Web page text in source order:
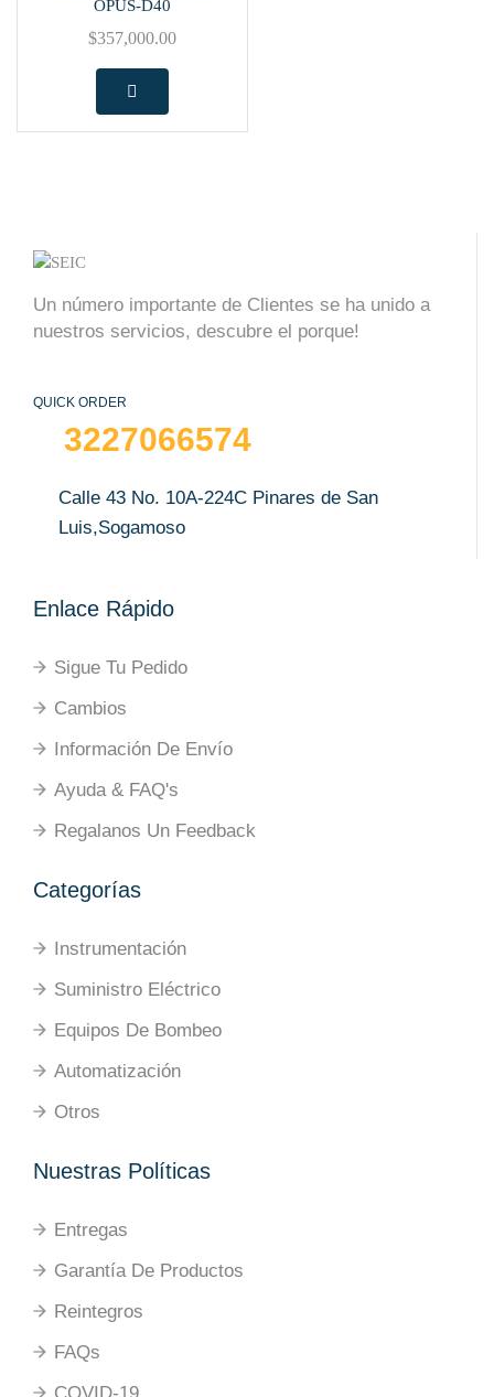
OPUS-D40
$357,000.00
Un número importante de Clientes se ha unido a
nuestros servicios, descubre el porque!
QUICK ORDER
3227066574
Calle 43 No. 10A-224C Pinares de San
Luis,Sogamoso
Enlace Rápido
Sigue Tu Pedido
Cambios
Información De Envío
Ayuda & FAQ's
Regalanos Un Feedback
Categorías
Instrumentación
Suministro Eléctrico
Equipos De Bombeo
Automatización
Otros
Nuestras Políticas
Entregas
Garantía De Productos
Reintegros
FAQs